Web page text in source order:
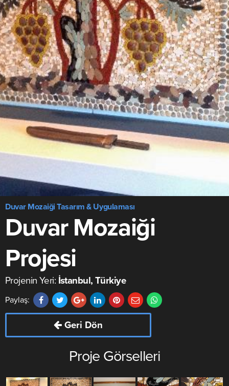
Duvar Mozaiği Tasarım & Uygulaması
Duvar Mozaiği
Projesi
Projenin Yeri: İstanbul, Türkiye
Paylaş:
Geri Dön
Proje Görselleri